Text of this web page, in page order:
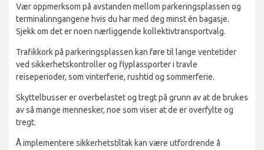
Vær oppmerksom på avstanden mellom parkeringsplassen og
terminalinngangene hvis du har med deg minst én bagasje.
Sjekk om det er noen nærliggende kollektivtransportvalg.
Trafikkork på parkeringsplassen kan føre til lange ventetider
ved sikkerhetskontroller og flyplassporter i travle
reiseperioder, som vinterferie, rushtid og sommerferie.
Skyttelbusser er overbelastet og tregt på grunn av at de brukes
av så mange mennesker, noe som viser at de er overfylte og
tregt.
Å implementere sikkerhetstiltak kan være utfordrende å